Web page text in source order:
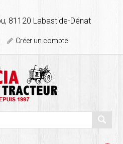
81120 Labastide-Dénat
Créer un compte